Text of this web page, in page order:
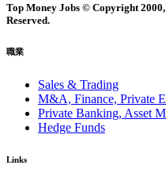
Top Money Jobs © Copyright
Reserved.
職業
Sales & Trading
M&A, Finance, Private
Private Banking, Asset
Hedge Funds
Links